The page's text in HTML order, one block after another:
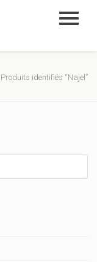
Produits identifiés “Najel”